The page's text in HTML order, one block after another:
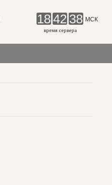
1842 38 МСК
время сервера